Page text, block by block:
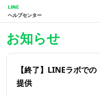
LINE
ヘルプセンター
お知らせ
【終了】LINEラボで
提供